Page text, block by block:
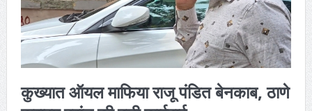
कुख्यात ऑयल माफिया राजू पंडित बेनकाब, ठाणे